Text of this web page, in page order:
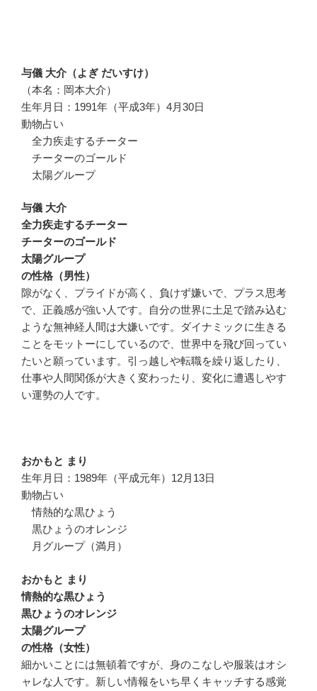
与儀 大介（よぎ だいすけ）
（本名：岡本大介）
生年月日：1991年（平成3年）4月30日
動物占い
全力疾走するチーター
チーターのゴールド
太陽グループ
与儀 大介
全力疾走するチーター
チーターのゴールド
太陽グループ
の性格（男性）
隙がなく、プライドが高く、負けず嫌いで、プラス思考
で、正義感が強い人です。自分の世界に土足で踏み込む
ような無神経人間は大嫌いです。ダイナミックに生きる
ことをモットーにしているので、世界中を飛び回ってい
たいと願っています。引っ越しや転職を繰り返したり、
仕事や人間関係が大きく変わったり、変化に遭遇しやす
い運勢の人です。
おかもと まり
生年月日：1989年（平成元年）12月13日
動物占い
情熱的な黒ひょう
黒ひょうのオレンジ
月グループ（満月）
おかもと まり
情熱的な黒ひょう
黒ひょうのオレンジ
太陽グループ
の性格（女性）
細かいことには無頓着ですが、身のこなしや服装はオシ
ャレな人です。新しい情報をいち早くキャッチする感覚